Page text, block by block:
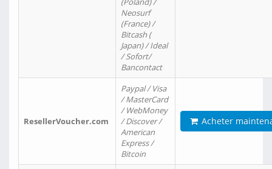
Neosurf
(France) /
Bitcash (
Japan) / Ideal
/ Sofort/
Bancontact
ResellerVoucher.com
Paypal / Visa
/ MasterCard
/ WebMoney
/ Discover /
American
Express /
Bitcoin
Acheter